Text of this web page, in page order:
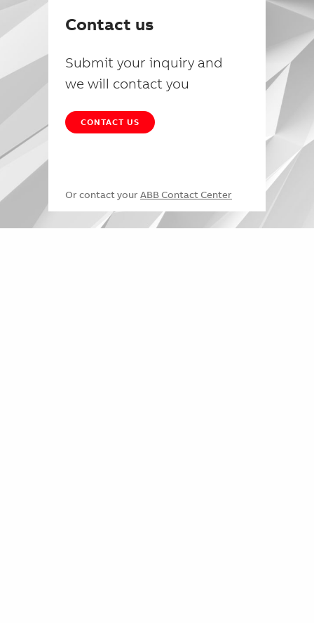
Contact us
Submit your inquiry and
we will contact you
CONTACT US
Or contact your ABB Contact Center